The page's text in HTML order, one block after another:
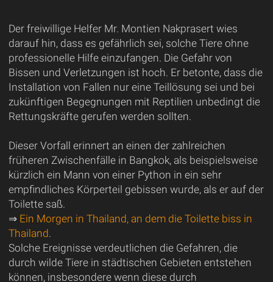
Der freiwillige Helfer Mr. Montien Nakprasert wies
darauf hin, dass es gefährlich sei, solche Tiere ohne
professionelle Hilfe einzufangen. Die Gefahr von
Bissen und Verletzungen ist hoch. Er betonte, dass die
Installation von Fallen nur eine Teillösung sei und bei
zukünftigen Begegnungen mit Reptilien unbedingt die
Rettungskräfte gerufen werden sollten.
Dieser Vorfall erinnert an einen der zahlreichen
früheren Zwischenfälle in Bangkok, als beispielsweise
kürzlich ein Mann von einer Python in ein sehr
empfindliches Körperteil gebissen wurde, als er auf der
Toilette saß.
⇒Ein Morgen in Thailand, an dem die Toilette biss in
Thailand.
Solche Ereignisse verdeutlichen die Gefahren, die
durch wilde Tiere in städtischen Gebieten entstehen
können, insbesondere wenn diese durch